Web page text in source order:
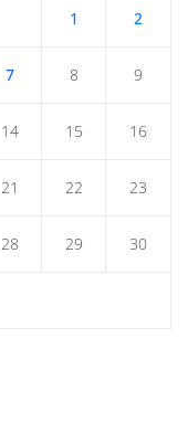
1 2
7 8 9
14 15 16
21 22 23
28 29 30